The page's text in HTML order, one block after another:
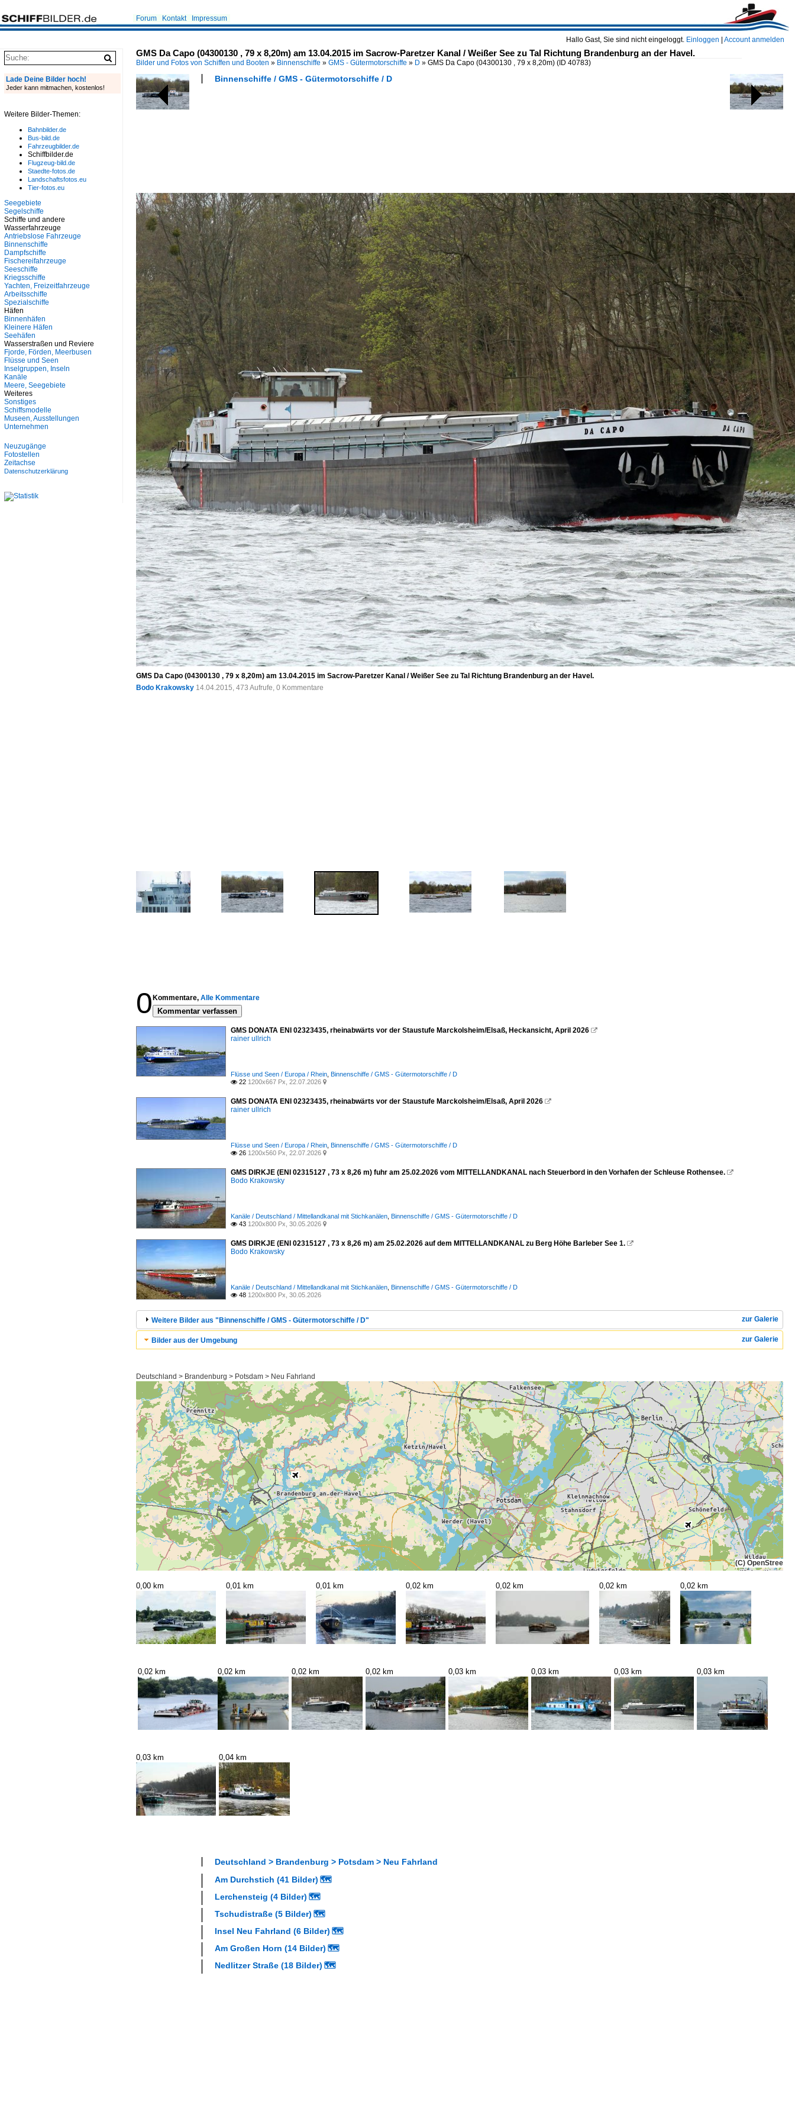
Hallo Gast, Sie sind nicht eingeloggt. Einloggen Account anmelden
Forum Kontakt Impressum
GMS Da Capo (04300130 , 79 x 8,20m) am 13.04.2015 im Sacrow-Paretzer Kanal / Weißer See zu Tal Richtung Brandenburg an der Havel.
Bilder und Fotos von Schiffen und Booten » Binnenschiffe » GMS - Gütermotorschiffe » D » GMS Da Capo (04300130 , 79 x 8,20m) (ID 40783)
Binnenschiffe / GMS - Gütermotorschiffe / D
GMS Da Capo (04300130 , 79 x 8,20m) am 13.04.2015 im Sacrow-Paretzer Kanal / Weißer See zu Tal Richtung Brandenburg an der Havel.
Bodo Krakowsky 14.04.2015, 473 Aufrufe, 0 Kommentare
0 Kommentare, Alle Kommentare
Kommentar verfassen
GMS DONATA ENI 02323435, rheinabwärts vor der Staustufe Marckolsheim/Elsaß, Heckansicht, April 2026 
rainer ullrich
Flüsse und Seen / Europa / Rhein Binnenschiffe / GMS - Gütermotorschiffe / D
 22 1200x667 Px, 22.07.2026 
GMS DONATA ENI 02323435, rheinabwärts vor der Staustufe Marckolsheim/Elsaß, April 2026 
rainer ullrich
Flüsse und Seen / Europa / Rhein Binnenschiffe / GMS - Gütermotorschiffe / D
 26 1200x560 Px, 22.07.2026 
GMS DIRKJE (ENI 02315127 , 73 x 8,26 m) fuhr am 25.02.2026 vom MITTELLANDKANAL nach Steuerbord in den Vorhafen der Schleuse Rothensee. 
Bodo Krakowsky
Kanäle / Deutschland / Mittellandkanal mit Stichkanälen Binnenschiffe / GMS - Gütermotorschiffe / D
 43 1200x800 Px, 30.05.2026 
GMS DIRKJE (ENI 02315127 , 73 x 8,26 m) am 25.02.2026 auf dem MITTELLANDKANAL zu Berg Höhe Barleber See 1. 
Bodo Krakowsky
Kanäle / Deutschland / Mittellandkanal mit Stichkanälen Binnenschiffe / GMS - Gütermotorschiffe / D
 48 1200x800 Px, 30.05.2026
zur Galerie
Weitere Bilder aus "Binnenschiffe / GMS - Gütermotorschiffe / D"
zur Galerie
Bilder aus der Umgebung
Deutschland > Brandenburg > Potsdam > Neu Fahrland
(C)
0,00 km 0,01 km 0,01 km 0,02 km 0,02 km 0,02 km 0,02 km
0,02 km 0,02 km 0,02 km 0,02 km 0,03 km 0,03 km 0,03 km 0,03 km
0,03 km 0,04 km
Deutschland > Brandenburg > Potsdam > Neu Fahrland
Am Durchstich (41 Bilder) 🗺
Lerchensteig (4 Bilder) 🗺
Tschudistraße (5 Bilder) 🗺
Insel Neu Fahrland (6 Bilder) 🗺
Am Großen Horn (14 Bilder) 🗺
Nedlitzer Straße (18 Bilder) 🗺
Lade Deine Bilder hoch!
Jeder kann mitmachen, kostenlos!
Weitere Bilder-Themen:
Bahnbilder.de
Bus-bild.de
Fahrzeugbilder.de
Schiffbilder.de
Flugzeug-bild.de
Staedte-fotos.de
Landschaftsfotos.eu
Tier-fotos.eu
Seegebiete
Segelschiffe
Schiffe und andere
Wasserfahrzeuge
Antriebslose Fahrzeuge
Binnenschiffe
Dampfschiffe
Fischereifahrzeuge
Seeschiffe
Kriegsschiffe
Yachten, Freizeitfahrzeuge
Arbeitsschiffe
Spezialschiffe
Häfen
Binnenhäfen
Kleinere Häfen
Seehäfen
Wasserstraßen und Reviere
Fjorde, Förden, Meerbusen
Flüsse und Seen
Inselgruppen, Inseln
Kanäle
Meere, Seegebiete
Weiteres
Sonstiges
Schiffsmodelle
Museen, Ausstellungen
Unternehmen
Neuzugänge
Fotostellen
Zeitachse
Datenschutzerklärung